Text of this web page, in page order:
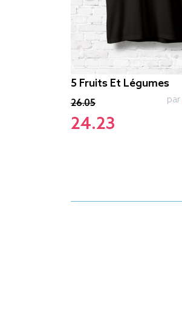
5 Fruits Et Légumes
26.05
24.23
par